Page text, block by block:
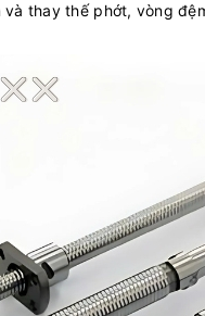
thay thế phớt, vòng